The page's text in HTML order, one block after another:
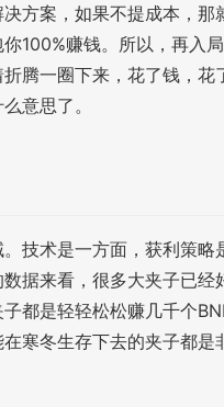
方案，如果不提成本，那
100%赚钱。所以，再入局
腾一圈下来，花了钱，花
意思了。
技术是一方面，获利策略
据来看，很多大夹子已经
都是轻轻松松赚几千个
寒冬生存下去的夹子都是